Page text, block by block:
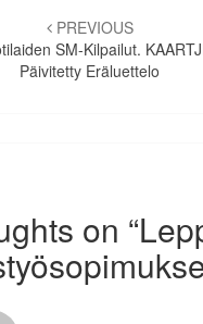
PREVIOUS
SM-Kilpailut.
Päivitetty Eräluettelo
on “